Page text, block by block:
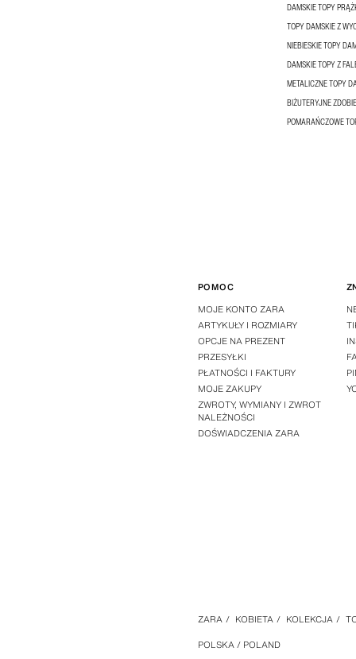
DAMSKIE TOPY
TOPY DAMSKIE Z
NIEBIESKIE TOPY
DAMSKIE TOPY Z
METALICZNE TOPY
BIŻUTERYJNE
POMARAŃCZOWE
POMOC
MOJE KONTO ZARA
ARTYKUŁY I ROZMIARY
OPCJE NA PREZENT
PRZESYŁKI
PŁATNOŚCI I FAKTURY
MOJE ZAKUPY
ZWROTY, WYMIANY I ZWROT
NALEŻNOŚCI
DOŚWIADCZENIA ZARA
ZARA / KOBIETA / KOLEKCJA /
POLSKA / POLAND